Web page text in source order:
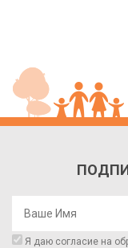
Я даю согласие на